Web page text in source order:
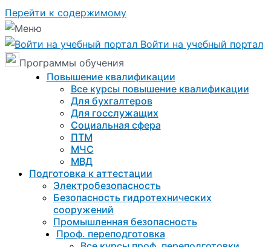
Перейти к содержимому
Войти на учебный портал
Программы обучения
Повышение квалификации
Все курсы повышение квалификации
Для бухгалтеров
Для госслужащих
Социальная сфера
ПТМ
МЧС
МВД
Подготовка к aттестации
Электробезопасность
Безопасность гидротехнических
сооружений
Промышленная безопасность
Проф. переподготовка